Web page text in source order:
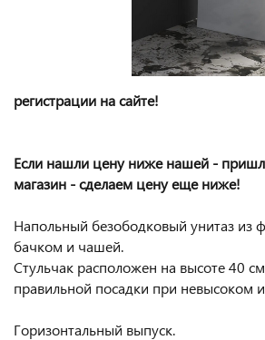
регистрации на сайте!
Если нашли цену ниже нашей -
магазин - сделаем цену еще ниже!
Напольный безободковый унитаз из
бачком и чашей.
Стульчак расположен на высоте 40
правильной посадки при невысоком
Горизонтальный выпуск.